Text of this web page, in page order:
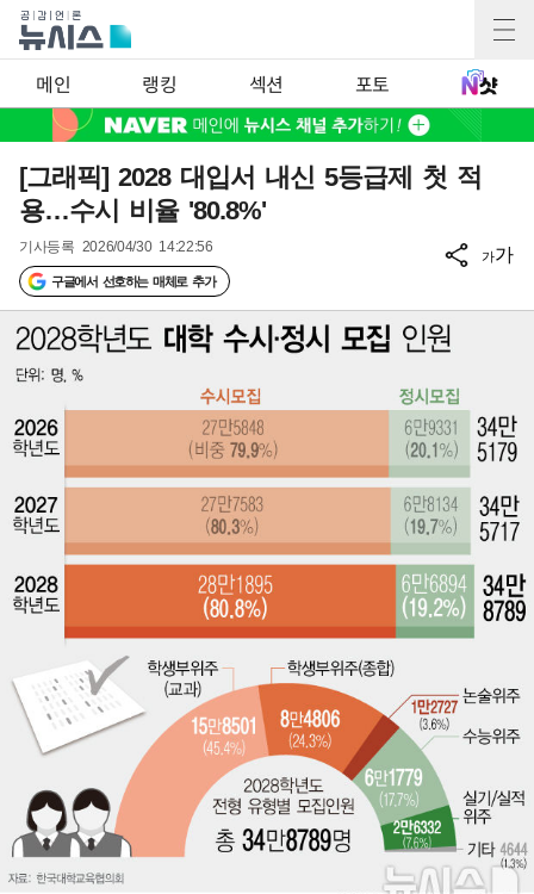
메인 랭킹 섹션 포토
[그래픽] 2028 대입서 내신 5등급제 첫 적
용…수시 비율 '80.8%'
기사등록 2026/04/30 14:22:56
구글에서 선호하는 매체로 추가
가가